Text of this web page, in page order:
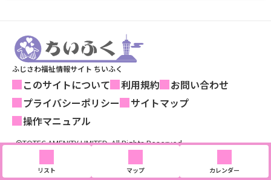
ふじさわ福祉情報サイト ちいふく
このサイトについて 利用規約
お問い合わせ
プライバシーポリシー
サイトマップ
操作マニュアル
©TOTEC AMENITY LIMITED. All Rights Reserved.
リスト マップ カレンダー